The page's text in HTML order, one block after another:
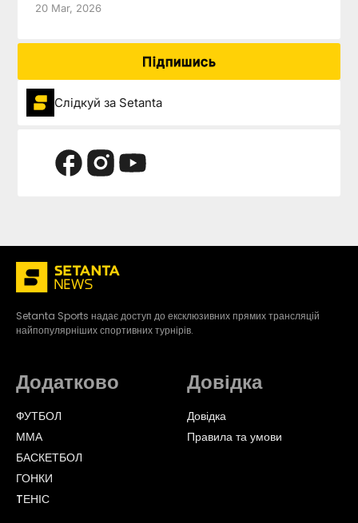
20 Mar, 2026
Підпишись
Слідкуй за Setanta
Setanta Sports надає доступ до ексклюзивних прямих трансляцій
найпопулярніших спортивних турнірів.
Додатково
ФУТБОЛ
ММА
БАСКЕТБОЛ
ГОНКИ
TЕНІС
Довідка
Довідка
Правила та умови